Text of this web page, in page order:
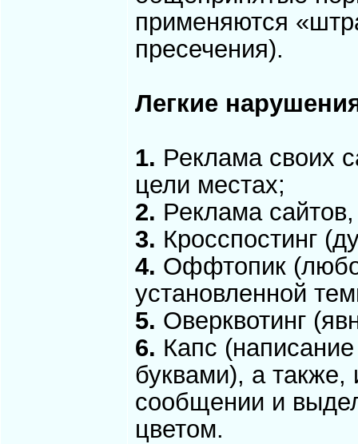
применяются
пресечения).
Легкие
1. Реклама своих
цели местах;
2. Реклама
3. Кросспостинг
4. Оффтопик
установленной
5. Оверквотинг
6. Капс
буквами), а также,
сообщении и
цветом.